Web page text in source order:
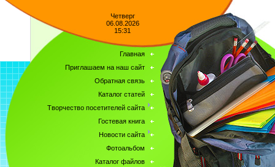
Четверг
06.08.2026
15:31
Главная
Приглашаем на наш сайт
Обратная связь
Каталог статей
Творчество посетителей сайта
Гостевая книга
Новости сайта
Фотоальбом
Каталог файлов